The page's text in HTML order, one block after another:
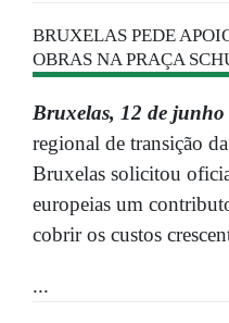
BRUXELAS PEDE
OBRAS NA PRAÇA
Bruxelas, 12 de junho
regional de transição
Bruxelas solicitou
europeias um
cobrir os custos
...